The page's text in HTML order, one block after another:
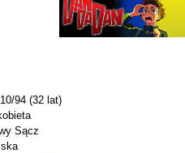
94 (32 lat)
Sącz